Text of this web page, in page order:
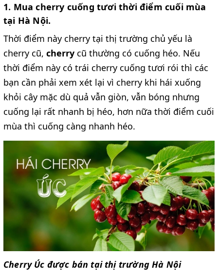
1. Mua cherry cuống tươi thời điểm cuối mùa
tại Hà Nội.
Thời điểm này cherry tại thị trường chủ yếu là
cherry cũ, cherry cũ thường có cuống héo. Nếu
thời điểm này có trái cherry cuống tươi rói thì các
bạn cần phải xem xét lại vì cherry khi hái xuống
khỏi cây mặc dù quả vẫn giòn, vẫn bóng nhưng
cuống lại rất nhanh bị héo, hơn nữa thời điểm cuối
mùa thì cuống càng nhanh héo.
Cherry Úc được bán tại thị trường Hà Nội